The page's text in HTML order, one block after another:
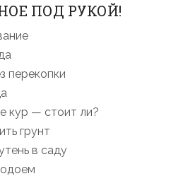
ПОД РУКОЙ!
перекопки
кур — стоит ли?
грунт
в саду